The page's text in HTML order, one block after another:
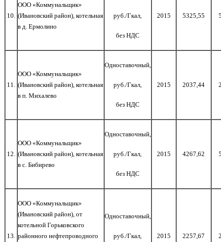
10
ООО «Коммунальщик»
(Ивановский район), котельная
в д. Ермолино
руб./Гкал,
без НДС
2015 5325 55
1 1
ООО «Коммунальщик»
(Ивановский район), котельная
в п. Михалево
Одноставочный,
руб./Гкал,
без НДС
2015 2037,44
1 2
ООО «Коммунальщик»
(Ивановский район), котельная
в с. Бибирево
Одноставочный,
руб./Гкал,
без НДС
2015 4267,62
1 3
ООО «Коммунальщик»
(Ивановский район), от
котельной Горьковского
районного нефтепроводного
Одноставочный,
руб./Гкал, 2015 2257,67